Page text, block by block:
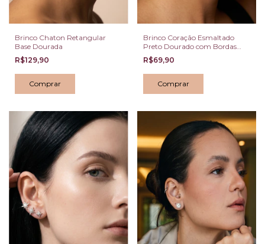
Brinco Chaton Retangular
Base Dourada
R$129,90
Comprar
Brinco Coração Esmaltado
Preto Dourado com Bordas
Detalhadas
R$69,90